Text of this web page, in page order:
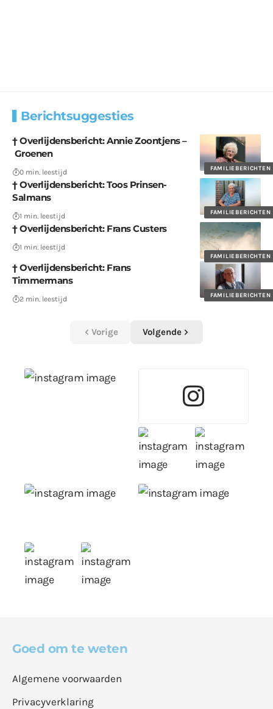
Berichtsuggesties
FAMILIEBERICHTEN
† Overlijdensbericht: Annie Zoontjens –
Groenen
0 min. leestijd
FAMILIEBERICHTEN
† Overlijdensbericht: Toos Prinsen-
Salmans
1 min. leestijd
FAMILIEBERICHTEN
† Overlijdensbericht: Frans Custers
1 min. leestijd
FAMILIEBERICHTEN
† Overlijdensbericht: Frans
Timmermans
2 min. leestijd
Vorige Volgende
Goed om te weten
Algemene voorwaarden
Privacyverklaring